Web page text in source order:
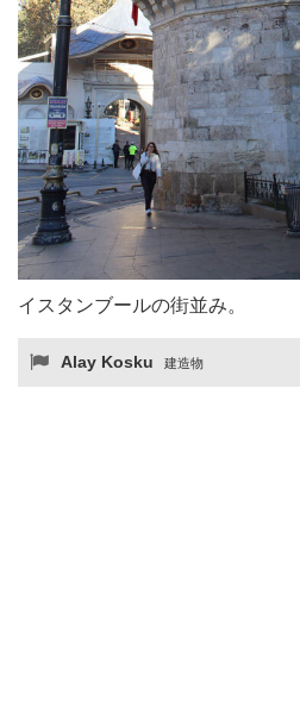
イスタンブールの街並み。
Alay Kosku 建造物